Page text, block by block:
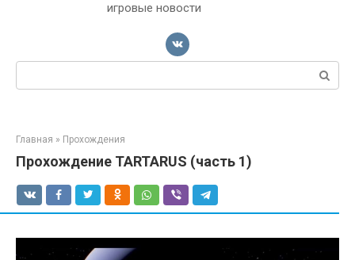
игровые новости
Поиск:
Главная » Прохождения
Прохождение TARTARUS (часть 1)